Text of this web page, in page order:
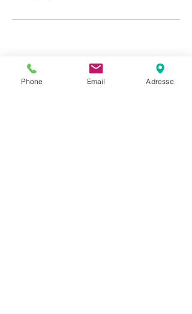
SOPHIE BLONDEL EI
Phone Email Adresse